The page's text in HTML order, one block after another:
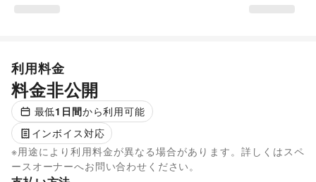
利用料金
料金非公開
最低1 日間から利用可能
インボイス対応
※用途により利用料金が異なる場合があります。詳しくはスペ
ースオーナーへお問い合わせください。